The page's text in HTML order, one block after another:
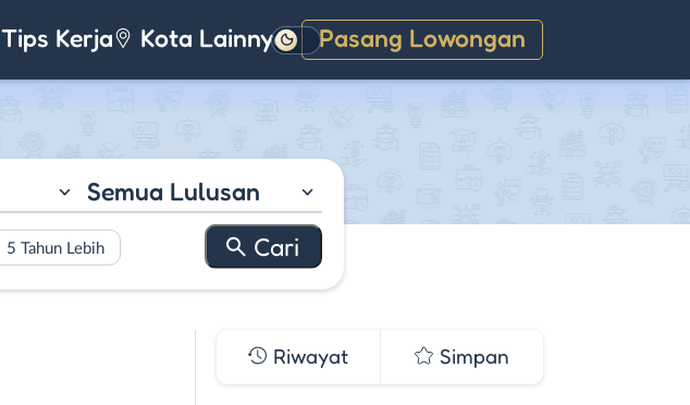
Tips Kerja Kota Lainnya Pasang Lowongan
Gelap
Semua Lulusan
5 Tahun Lebih
Riwayat Simpan